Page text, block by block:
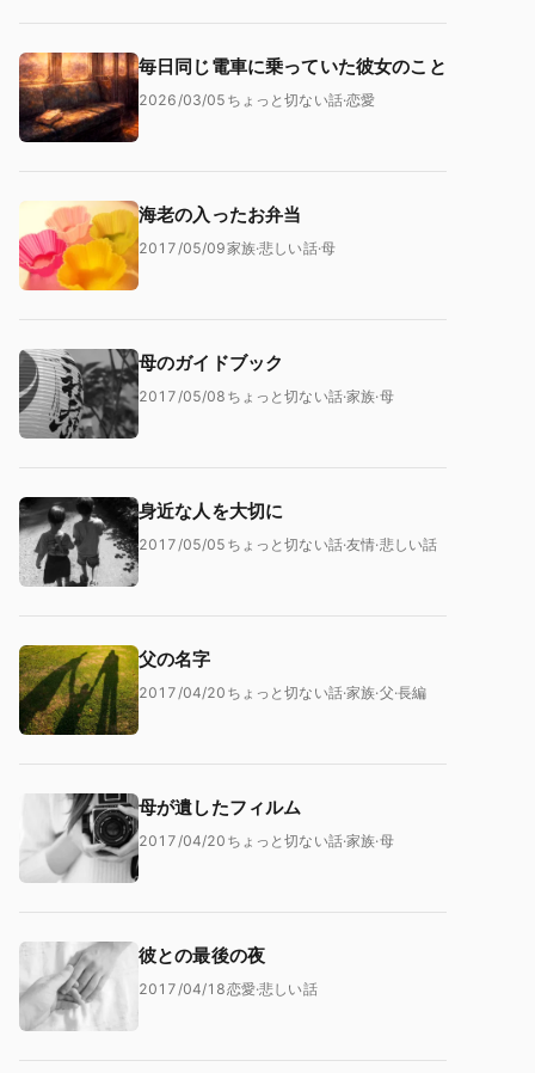
毎日同じ電車に乗っていた彼女のこと
2026/03/05 ちょっと切ない話·恋愛
海老の入ったお弁当
2017/05/09家族·悲しい話·母
母のガイドブック
2017/05/08 ちょっと切ない話·家族·母
身近な人を大切に
2017/05/05 ちょっと切ない話·友情·悲しい話
父の名字
2017/04/20 ちょっと切ない話·家族·父·長編
母が遺したフィルム
2017/04/20 ちょっと切ない話·家族·母
彼との最後の夜
2017/04/18恋愛·悲しい話